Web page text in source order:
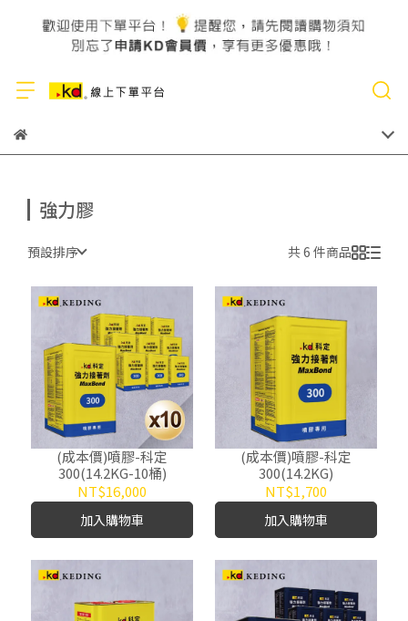
強力膠
預設排序 共 6 件商品
(成本價)噴膠-科定
300(14.2KG-10桶)
NT$16,000
加入購物車
(成本價)噴膠-科定
300(14.2KG)
NT$1,700
加入購物車